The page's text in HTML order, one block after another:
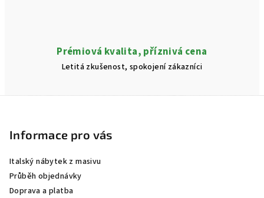
Prémiová kvalita, příznivá cena
Letitá zkušenost, spokojení zákazníci
Informace pro vás
Italský nábytek z masivu
Průběh objednávky
Doprava a platba